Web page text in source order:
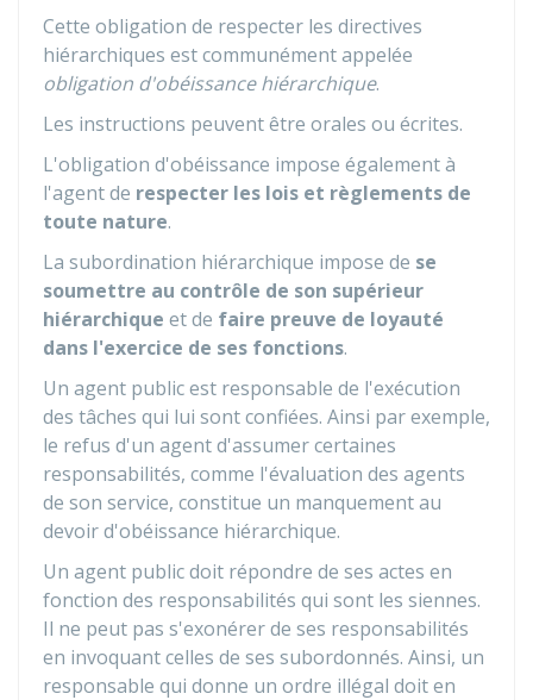
Cette obligation de respecter les directives
hiérarchiques est communément appelée
obligation d'obéissance hiérarchique.
Les instructions peuvent être orales ou écrites.
L'obligation d'obéissance impose également à
l'agent de respecter les lois et règlements de
toute nature.
La subordination hiérarchique impose de se
soumettre au contrôle de son supérieur
hiérarchique et de faire preuve de loyauté
dans l'exercice de ses fonctions.
Un agent public est responsable de l'exécution
des tâches qui lui sont confiées. Ainsi par exemple,
le refus d'un agent d'assumer certaines
responsabilités, comme l'évaluation des agents
de son service, constitue un manquement au
devoir d'obéissance hiérarchique.
Un agent public doit répondre de ses actes en
fonction des responsabilités qui sont les siennes.
Il ne peut pas s'exonérer de ses responsabilités
en invoquant celles de ses subordonnés. Ainsi, un
responsable qui donne un ordre illégal doit en